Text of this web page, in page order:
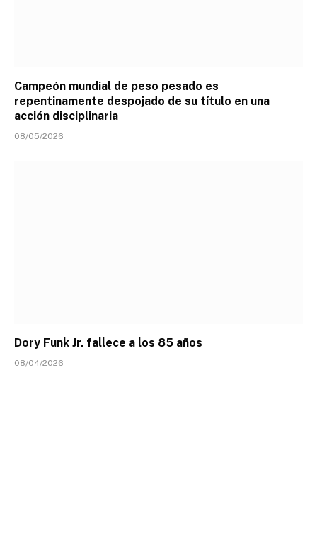
Campeón mundial de peso pesado es
repentinamente despojado de su título en una
acción disciplinaria
08/05/2026
Dory Funk Jr. fallece a los 85 años
08/04/2026